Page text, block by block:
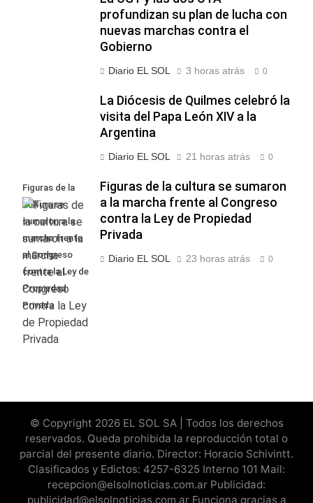
profundizan su plan de lucha con
nuevas marchas contra el
Gobierno
Diario EL SOL 3 horas atrás 0
La Diócesis de Quilmes celebró la
visita del Papa León XIV a la
Argentina
Diario EL SOL 21 horas atrás 0
Figuras de la
cultura se
sumaron a la
marcha frente
al Congreso
contra la Ley de
Propiedad
Privada
Figuras de la cultura se sumaron
a la marcha frente al Congreso
contra la Ley de Propiedad
Privada
Diario EL SOL 23 horas atrás 0
© Copyright 2026 EL SOL SA | Todos los derechos
reservados. Queda prohibida la reproducción total o
parcial del presente diario. Director: Horacio Schivintt.
Clasificados y Edictos: 4257-6325 Interno 101 Mail:
recepcion@elsolnoticias.com.ar Publicidad:
publicidad@elsolnoticias.com.ar Funciona gracias a